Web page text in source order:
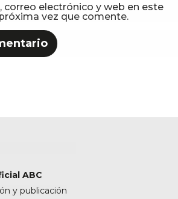
correo electrónico y web en este
vez que comente.
ABC
y publicación